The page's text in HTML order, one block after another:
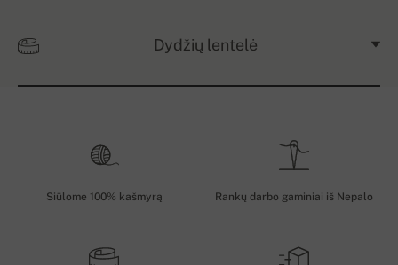
Dydžių lentelė
Siūlome 100% kašmyrą Rankų darbo gaminiai iš Nepalo